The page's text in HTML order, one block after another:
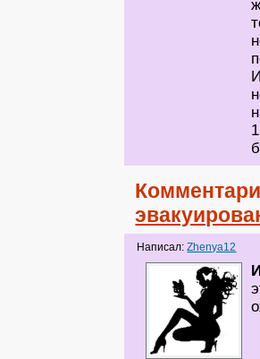
Написал:Zhenya12